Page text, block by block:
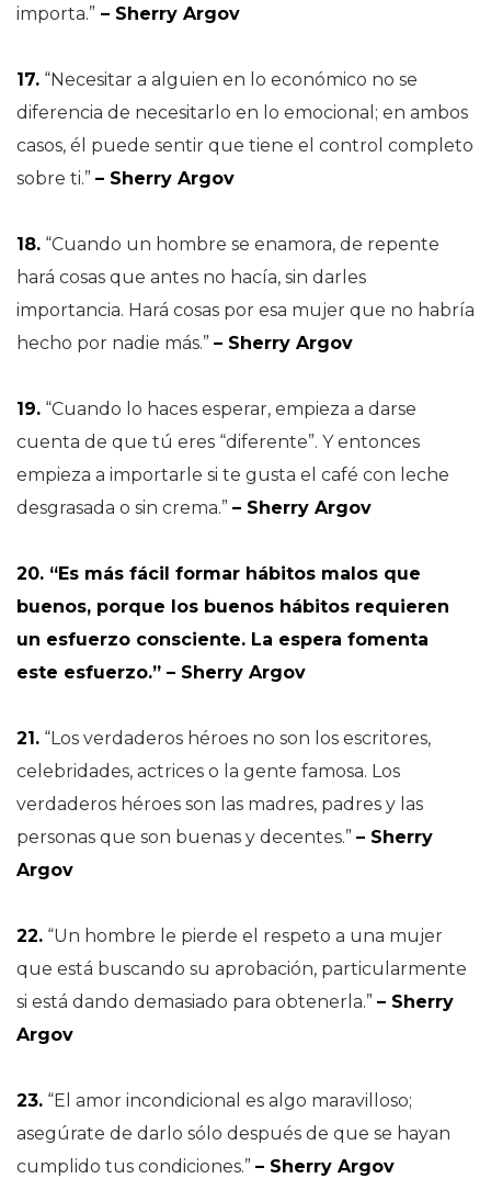
importa.” – Sherry Argov
17. “Necesitar a alguien en lo económico no se
diferencia de necesitarlo en lo emocional; en ambos
casos, él puede sentir que tiene el control completo
sobre ti.” – Sherry Argov
18. “Cuando un hombre se enamora, de repente
hará cosas que antes no hacía, sin darles
importancia. Hará cosas por esa mujer que no habría
hecho por nadie más.” – Sherry Argov
19. “Cuando lo haces esperar, empieza a darse
cuenta de que tú eres “diferente”. Y entonces
empieza a importarle si te gusta el café con leche
desgrasada o sin crema.” – Sherry Argov
20. “Es más fácil formar hábitos malos que
buenos, porque los buenos hábitos requieren
un esfuerzo consciente. La espera fomenta
este esfuerzo.” – Sherry Argov
21. “Los verdaderos héroes no son los escritores,
celebridades, actrices o la gente famosa. Los
verdaderos héroes son las madres, padres y las
personas que son buenas y decentes.” – Sherry
Argov
22. “Un hombre le pierde el respeto a una mujer
que está buscando su aprobación, particularmente
si está dando demasiado para obtenerla.” – Sherry
Argov
23. “El amor incondicional es algo maravilloso;
asegúrate de darlo sólo después de que se hayan
cumplido tus condiciones.” – Sherry Argov